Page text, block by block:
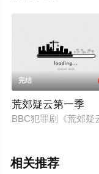
剧提前免费观看，
视猫或剧情网等平台
完结
荒郊疑云第一季
BBC犯罪剧《荒郊疑
相关推荐